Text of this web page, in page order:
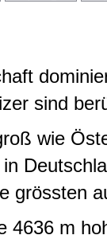
sind
wie
grössten
4636 m